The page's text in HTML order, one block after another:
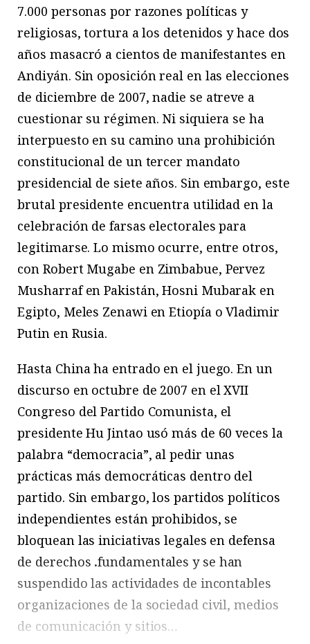
7.000 personas por razones políticas y
religiosas, tortura a los detenidos y hace dos
años masacró a cientos de manifestantes en
Andiyán. Sin oposición real en las elecciones
de diciembre de 2007, nadie se atreve a
cuestionar su régimen. Ni siquiera se ha
interpuesto en su camino una prohibición
constitucional de un tercer mandato
presidencial de siete años. Sin embargo, este
brutal presidente encuentra utilidad en la
celebración de farsas electorales para
legitimarse. Lo mismo ocurre, entre otros,
con Robert Mugabe en Zimbabue, Pervez
Musharraf en Pakistán, Hosni Mubarak en
Egipto, Meles Zenawi en Etiopía o Vladimir
Putin en Rusia.
Hasta China ha entrado en el juego. En un
discurso en octubre de 2007 en el XVII
Congreso del Partido Comunista, el
presidente Hu Jintao usó más de 60 veces la
palabra “democracia”, al pedir unas
prácticas más democráticas dentro del
partido. Sin embargo, los partidos políticos
independientes están prohibidos, se
bloquean las iniciativas legales en defensa
de derechos .fundamentales y se han
suspendido las actividades de incontables
organizaciones de la sociedad civil, medios
de comunicación y sitios…